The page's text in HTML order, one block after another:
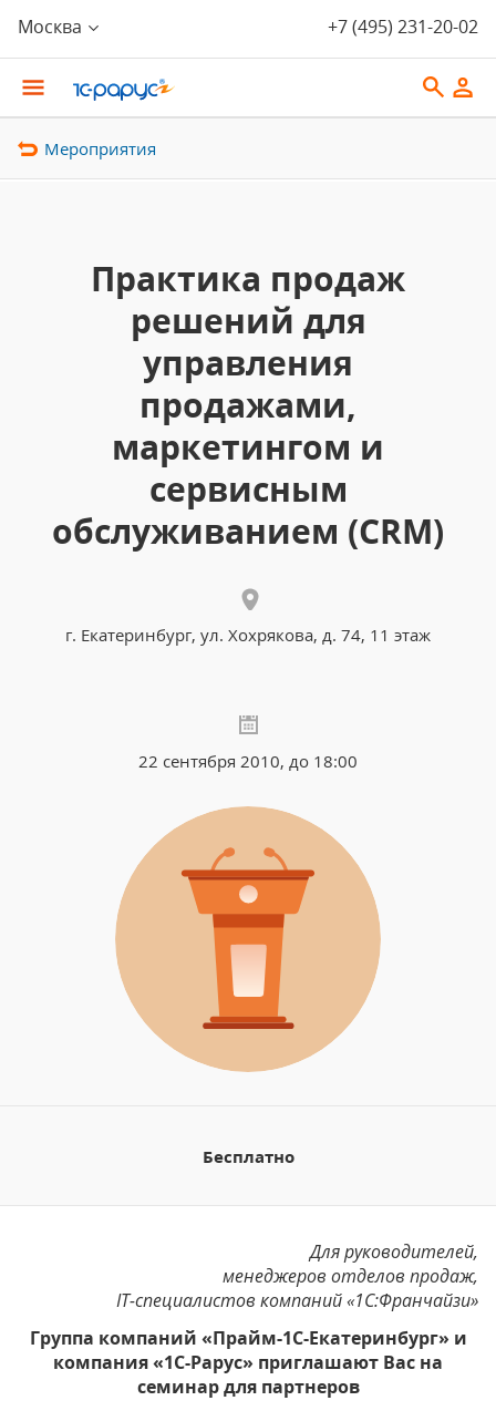
Москва +7 (495) 231-20-02
Мероприятия
Практика продаж
решений для
управления
продажами,
маркетингом и
сервисным
обслуживанием (CRM)
г. Екатеринбург, ул. Хохрякова, д. 74, 11 этаж
22 сентября 2010, до 18:00
Бесплатно
Для руководителей,
менеджеров отделов продаж,
IT-специалистов компаний «1С:Франчайзи»
Группа компаний «Прайм-1С-Екатеринбург» и
компания «1С-Рарус» приглашают Вас на
семинар для партнеров